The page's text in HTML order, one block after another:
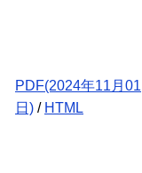
PDF(2024年11月01
日) / HTML